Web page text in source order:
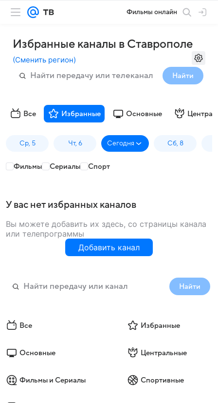
Фильмы онлайн
Избранные каналы в Ставрополе
(Сменить регион)
Найти
Все Избранные Основные
Ср, 5 Чт, 6 Сегодня Сб, 8
Фильмы Сериалы Спорт
У вас нет избранных каналов
Вы можете добавить их здесь, со страницы канала
или телепрограммы
Добавить канал
Найти
Все Избранные
Основные Центральные
Фильмы и Сериалы Спортивные